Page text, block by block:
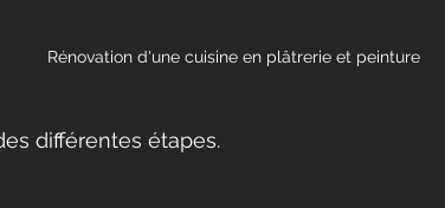
Rénovation d'une cuisine en plâtrerie et peinture
différentes étapes.